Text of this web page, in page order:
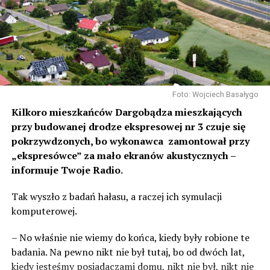
Foto: Wojciech Basałygo
Kilkoro mieszkańców Dargobądza mieszkających
przy budowanej drodze ekspresowej nr 3 czuje się
pokrzywdzonych, bo wykonawca zamontował przy
„ekspresówce” za mało ekranów akustycznych –
informuje Twoje Radio.
Tak wyszło z badań hałasu, a raczej ich symulacji
komputerowej.
– No właśnie nie wiemy do końca, kiedy były robione te
badania. Na pewno nikt nie był tutaj, bo od dwóch lat,
kiedy jesteśmy posiadaczami domu, nikt nie był, nikt nie